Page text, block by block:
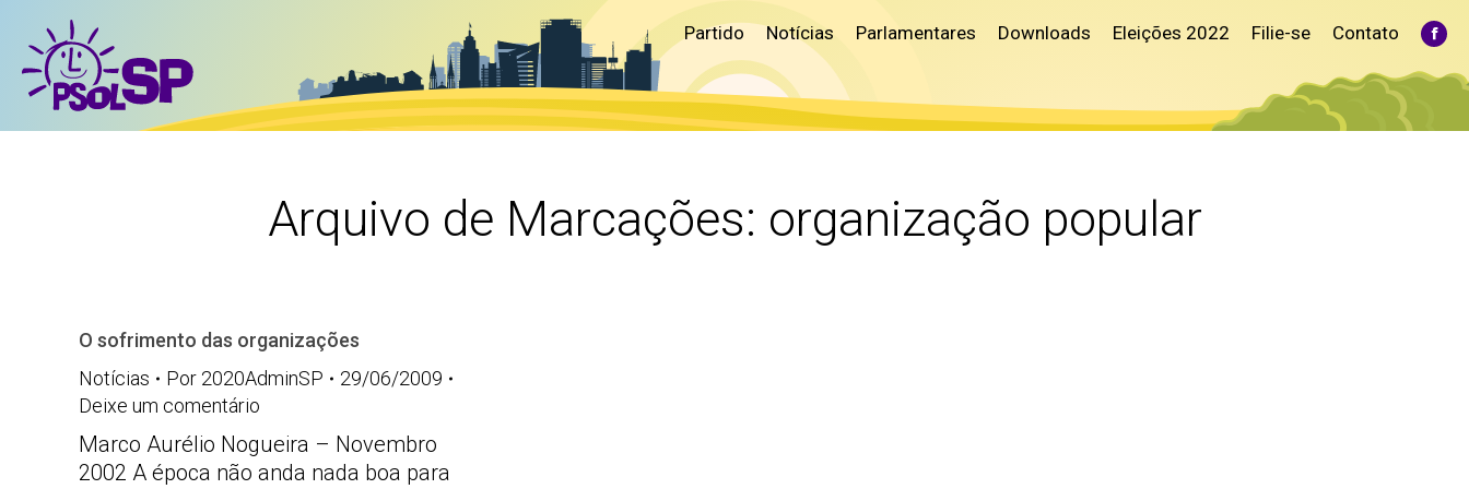
Partido Notícias Parlamentares Downloads Eleições 2022 Filie-se Contato
Arquivo de Marcações: organização popular
O sofrimento das organizações
Notícias
Por 2020AdminSP
29/06/2009
Deixe um comentário
Marco Aurélio Nogueira – Novembro
2002 A época não anda nada boa para